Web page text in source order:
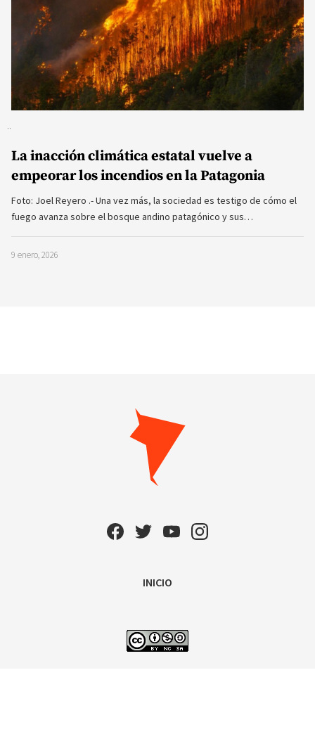
La inacción climática estatal vuelve a
empeorar los incendios en la Patagonia
Foto: Joel Reyero .- Una vez más, la sociedad es testigo de cómo el
fuego avanza sobre el bosque andino patagónico y sus…
9 enero, 2026
INICIO